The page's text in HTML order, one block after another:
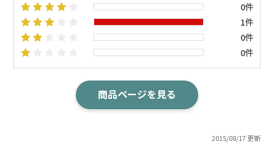
2015/08/17 更新
0件
1件
0件
0件
商品ページを見る